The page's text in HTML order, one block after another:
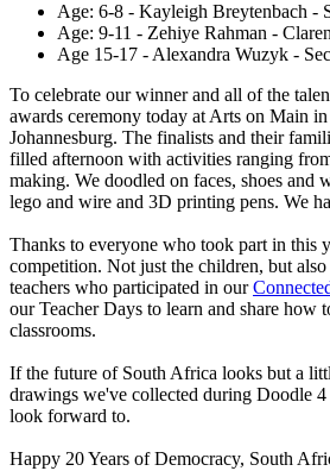
Age: 6-8 - Kayleigh Breytenbach -
Age: 9-11 - Zehiye Rahman -
Age 15-17 - Alexandra Wuzyk -
To celebrate our winner and all of the
awards ceremony today at Arts on Main
Johannesburg. The finalists and their
filled afternoon with activities ranging
making. We doodled on faces, shoes and
lego and wire and 3D printing pens. We
Thanks to everyone who took part in this
competition. Not just the children, but
teachers who participated in our
our Teacher Days to learn and share how
classrooms.
If the future of South Africa looks but a
drawings we've collected during Doodle
look forward to.
Happy 20 Years of Democracy, South